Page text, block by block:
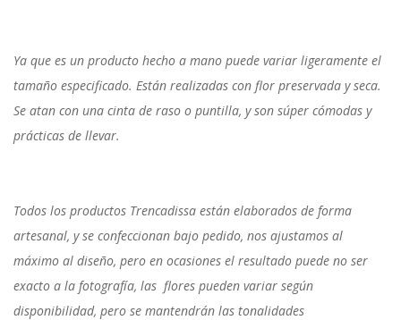
Ya que es un producto hecho a mano puede variar ligeramente el
tamaño especificado. Están realizadas con flor preservada y seca.
Se atan con una cinta de raso o puntilla, y son súper cómodas y
prácticas de llevar.
Todos los productos Trencadissa están elaborados de forma
artesanal, y se confeccionan bajo pedido, nos ajustamos al
máximo al diseño, pero en ocasiones el resultado puede no ser
exacto a la fotografía, las flores pueden variar según
disponibilidad, pero se mantendrán las tonalidades